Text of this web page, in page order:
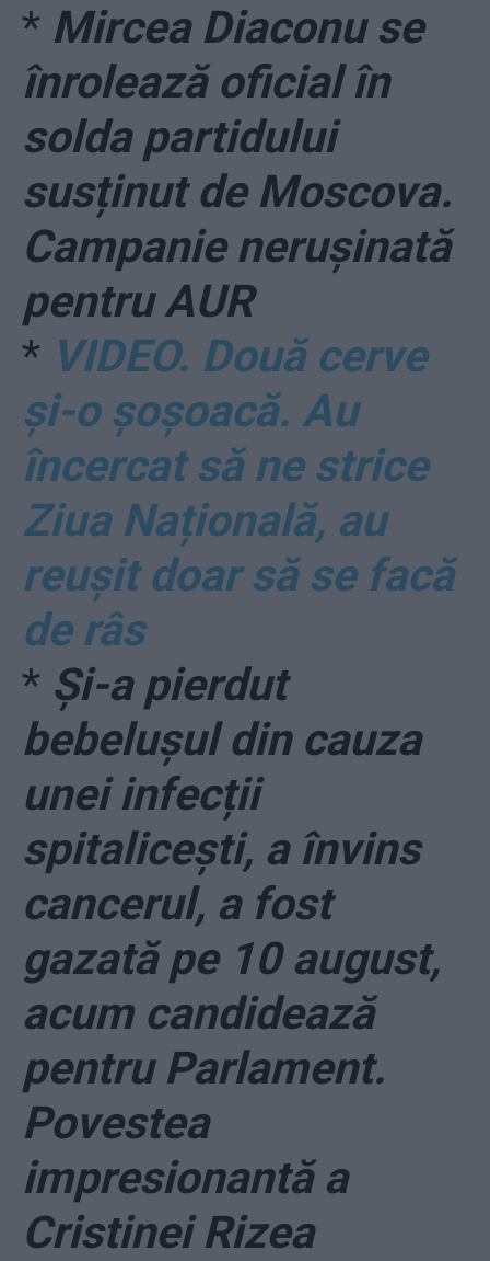
* Mircea Diaconu se
înrolează oficial în
solda partidului
susținut de Moscova.
Campanie nerușinată
pentru AUR
* VIDEO. Două cerve
și-o șoșoacă. Au
încercat să ne strice
Ziua Națională, au
reușit doar să se facă
de râs
* Și-a pierdut
bebelușul din cauza
unei infecții
spitalicești, a învins
cancerul, a fost
gazată pe 10 august,
acum candidează
pentru Parlament.
Povestea
impresionantă a
Cristinei Rizea